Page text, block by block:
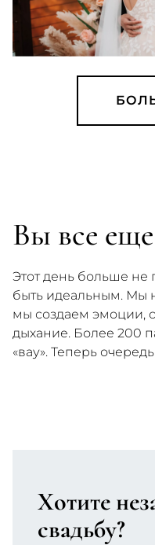
Вы все еще
Этот день больше не
быть идеальным. Мы
мы создаем эмоции,
дыхание. Более 200
«вау». Теперь
Хотите
свадьбу?